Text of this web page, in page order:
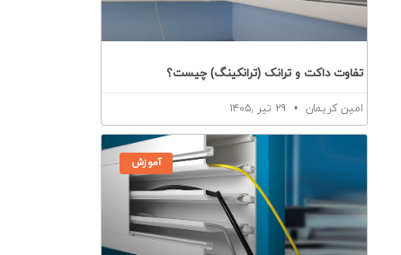
تفاوت داکت و ترانک (ترانکینگ) چیست؟
امین کریمان
آموزش